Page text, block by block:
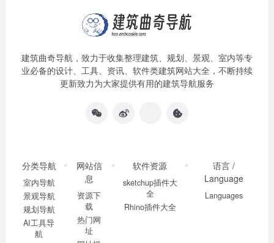
建筑曲奇导航 ，致力于收集整理建筑、规划、景观、室内等专
业必备的设计、工具、资讯、软件类建筑网站大全，不断持续
更新致力为大家提供有用的建筑导航服务
分类导航
室内导航
景观导航
规划导航
AI工具导
航
网站信
息
资源下
载
热门网
址
软件资源
sketchup插件大
全
Rhino插件大全
语言 /
Language
Languages